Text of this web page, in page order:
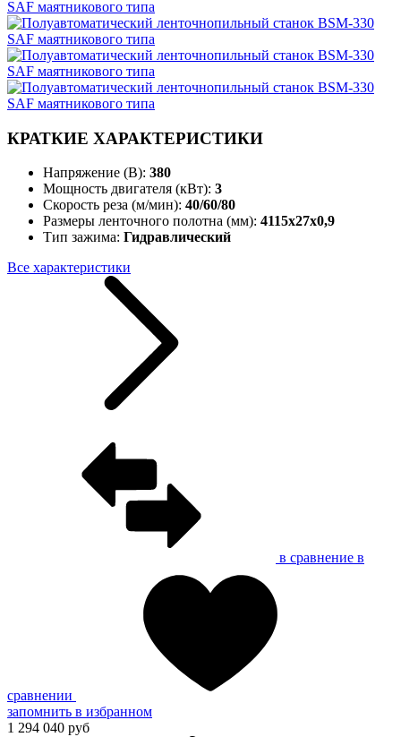
КРАТКИЕ ХАРАКТЕРИСТИКИ
Напряжение (В): 380
Мощность двигателя (кВт): 3
Скорость реза (м/мин): 40/60/80
Размеры ленточного полотна (мм): 4115х27х0,9
Тип зажима: Гидравлический
Все характеристики
в сравнение в
сравнении
запомнить в избранном
1 294 040 руб